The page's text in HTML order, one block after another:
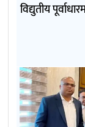
विद्युतीय